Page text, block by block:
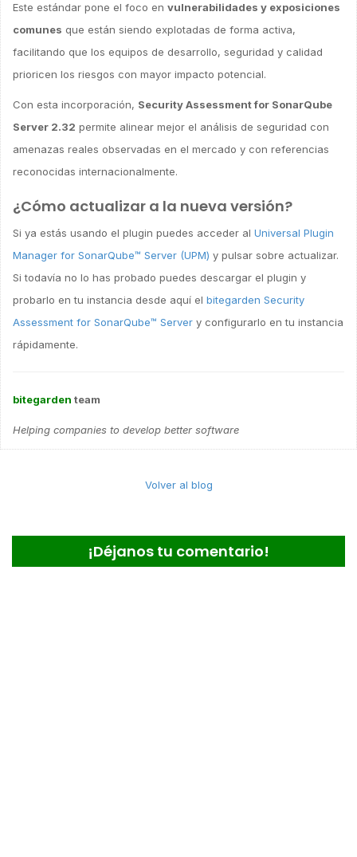
Este estándar pone el foco en vulnerabilidades y exposiciones
comunes que están siendo explotadas de forma activa,
facilitando que los equipos de desarrollo, seguridad y calidad
prioricen los riesgos con mayor impacto potencial.
Con esta incorporación, Security Assessment for SonarQube
Server 2.32 permite alinear mejor el análisis de seguridad con
amenazas reales observadas en el mercado y con referencias
reconocidas internacionalmente.
¿Cómo actualizar a la nueva versión?
Si ya estás usando el plugin puedes acceder al Universal Plugin
Manager for SonarQube™ Server (UPM) y pulsar sobre actualizar.
Si todavía no lo has probado puedes descargar el plugin y
probarlo en tu instancia desde aquí el bitegarden Security
Assessment for SonarQube™ Server y configurarlo en tu instancia
rápidamente.
bitegarden team
Helping companies to develop better software
Volver al blog
¡Déjanos tu comentario!